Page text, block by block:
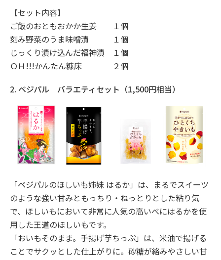
【セット内容】
ご飯のおともおかか生姜
１個
刻み野菜のうま味噌漬
１個
じっくり漬け込んだ福神漬
１個
ＯＨ!!!かんたん糠床
２個
2. ベジパル バラエティセット（1,500円相当）
「ベジパルのほしいも姉妹 はるか」は、まるでスイーツ
のような強い甘みともっちり・ねっとりとした粘り気
で、ほしいもにおいて非常に人気の高いべにはるかを使
用した王道のほしいもです。
「おいもそのまま。手揚げ芋ちっぷ」は、米油で揚げる
ことでサクッとした仕上がりに。砂糖が絡みやさしい甘